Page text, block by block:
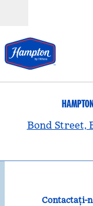
Bond Street,
Contactaţi-